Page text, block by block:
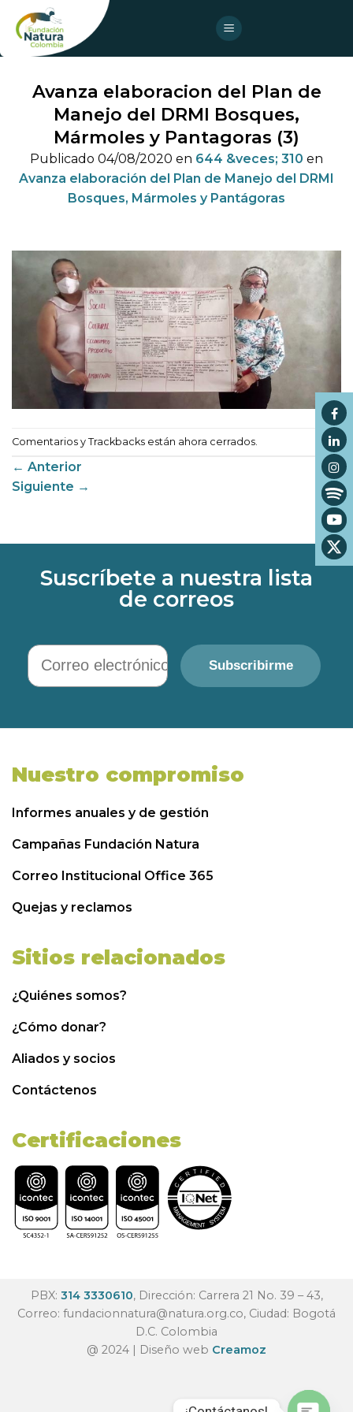
content
Avanza elaboracion del Plan de
Manejo del DRMI Bosques,
Mármoles y Pantagoras (3)
Publicado 04/08/2020 en 644 &veces; 310 en
Avanza elaboración del Plan de Manejo del DRMI
Bosques, Mármoles y Pantágoras
Comentarios y Trackbacks están ahora cerrados.
← Anterior
Siguiente →
Suscríbete a nuestra lista
de correos
Correo electrónico
Subscribirme
Nuestro compromiso
Informes anuales y de gestión
Campañas Fundación Natura
Correo Institucional Office 365
Quejas y reclamos
Sitios relacionados
¿Quiénes somos?
¿Cómo donar?
Aliados y socios
Contáctenos
Certificaciones
PBX: 314 3330610, Dirección: Carrera 21 No. 39 – 43,
Correo: fundacionnatura@natura.org.co, Ciudad: Bogotá
D.C. Colombia
@ 2024 | Diseño web Creamoz